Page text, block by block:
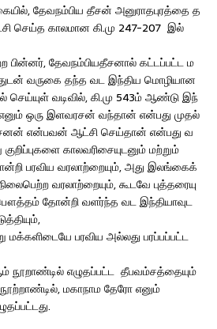
தேவநம்பிய தீசன் அனுராதபுரத்தை த
செய்த காலமான கி.மு 247-207 இல்
பின்னர், தேவநம்பியதீசனால் கட்டப்பட்ட ம
வருகை தந்த வட இந்திய மொழியான
செய்யுள் வடிவில், கி.மு 543ம் ஆண்டு இந்
எனும் ஒரு இளவரசன் வந்தான் என்பது முதல்
என்பவன் ஆட்சி செய்தான் என்பது வ
காலவரிசையுடனும் மற்றும்
பரவிய வரலாற்றையும், அது இலங்கைக்
வரலாற்றையும், கூடவே புத்தரையு
தோன்றி வளர்ந்த வட இந்தியாவுட
மக்களிடையே பரவிய அல்லது பரப்பப்பட்ட
நூறாண்டில் எழுதப்பட்ட தீபவம்சத்தையும்
மகாநாம தேரோ எனும்